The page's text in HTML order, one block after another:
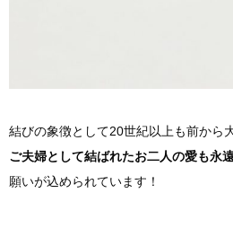
結びの象徴として20世紀以上も前から
ご夫婦として結ばれたお二人の愛も永
願いが込められています！